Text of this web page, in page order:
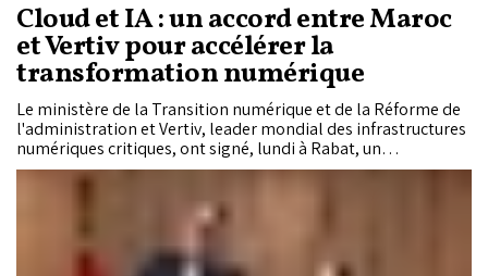
Cloud et IA : un accord entre Maroc
et Vertiv pour accélérer la
transformation numérique
Le ministère de la Transition numérique et de la Réforme de
l'administration et Vertiv, leader mondial des infrastructures
numériques critiques, ont signé, lundi à Rabat, un
Mémorandum d'entente (MoU) portant sur le développement
l'intelligence artificielle (IA).